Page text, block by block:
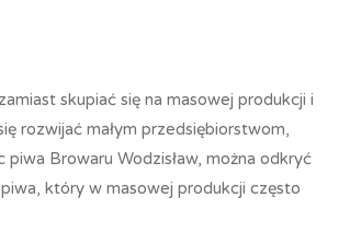
skupiać się na masowej produkcji i
rozwijać małym przedsiębiorstwom,
Browaru Wodzisław, można odkryć
który w masowej produkcji często